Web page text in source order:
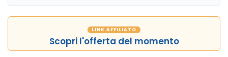
LINK AFFILIATO
Scopri l'offerta del momento